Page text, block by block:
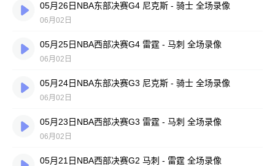
05月26日NBA东部决赛G4 尼克斯 - 骑士 全场录像
06月02日
05月25日NBA西部决赛G4 雷霆 - 马刺 全场录像
06月02日
05月24日NBA东部决赛G3 尼克斯 - 骑士 全场录像
06月02日
05月23日NBA西部决赛G3 雷霆 - 马刺 全场录像
06月02日
05月21日NBA西部决赛G2 马刺 - 雷霆 全场录像